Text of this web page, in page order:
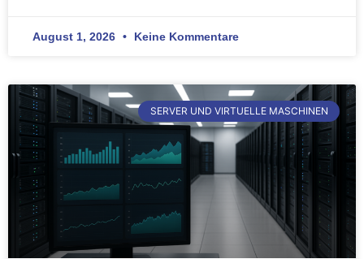
August 1, 2026 Keine Kommentare
SERVER UND VIRTUELLE MASCHINEN